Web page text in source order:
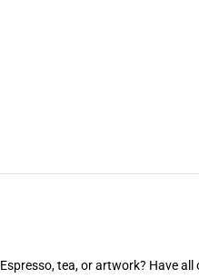
Espresso, tea, or artwork? Have